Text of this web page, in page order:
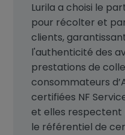
Lurila a choisi le
pour récolter et
clients,
l'authenticité des
prestations de
consommateurs
certifiées NF
et elles respectent
le référentiel de